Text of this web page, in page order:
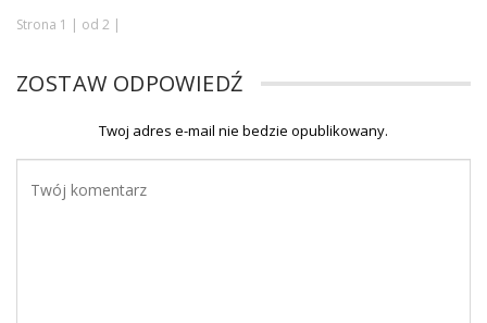
Strona 1 | od 2 |
ZOSTAW ODPOWIEDŹ
Twoj adres e-mail nie bedzie opublikowany.